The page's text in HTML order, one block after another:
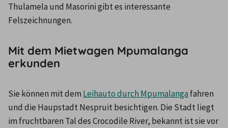
Thulamela und Masorini gibt es interessante
Felszeichnungen.
Mit dem Mietwagen Mpumalanga
erkunden
Sie können mit dem Leihauto durch Mpumalanga fahren
und die Haupstadt Nespruit besichtigen. Die Stadt liegt
im fruchtbaren Tal des Crocodile River, bekannt ist sie vor